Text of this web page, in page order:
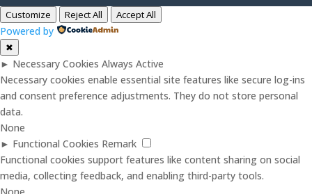
Customize Reject All Accept All
Powered by
✖
► Necessary Cookies Always Active
Necessary cookies enable essential site features like secure log-ins
and consent preference adjustments. They do not store personal
data.
None
► Functional Cookies Remark
Functional cookies support features like content sharing on social
media, collecting feedback, and enabling third-party tools.